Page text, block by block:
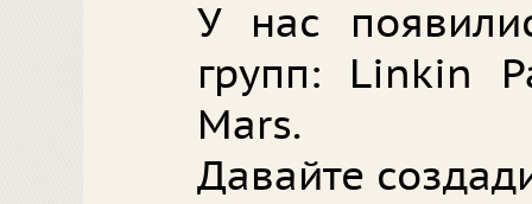
У нас
групп: Linkin
Mars.
Давайте